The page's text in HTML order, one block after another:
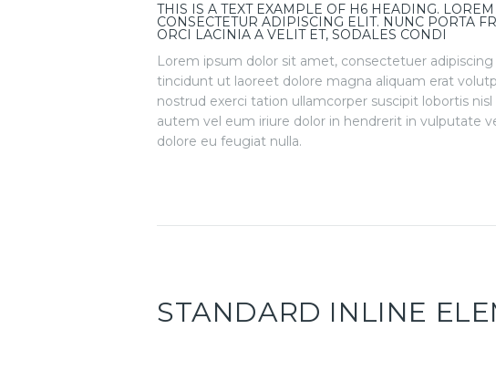
THIS IS A TEXT EXAMPLE OF H6 HEADING.
CONSECTETUR ADIPISCING ELIT. NUNC PORTA
ORCI LACINIA A VELIT ET, SODALES CONDI
Lorem ipsum dolor sit amet, consectetuer
tincidunt ut laoreet dolore magna aliquam erat
nostrud exerci tation ullamcorper suscipit lobortis
autem vel eum iriure dolor in hendrerit in vulputate
dolore eu feugiat nulla.
STANDARD INLINE